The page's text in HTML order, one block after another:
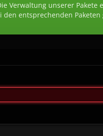
Verwaltung unserer Pakete
entsprechenden